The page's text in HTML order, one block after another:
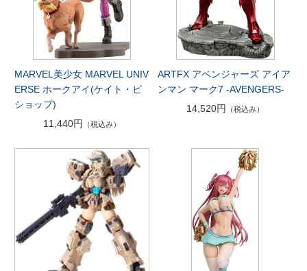
MARVEL美少女 MARVEL UNIV
ERSE ホークアイ(ケイト・ビ
ショップ)
11,440円
（税込み）
ARTFX アベンジャーズ アイア
ンマン マーク7 -AVENGERS-
14,520円
（税込み）